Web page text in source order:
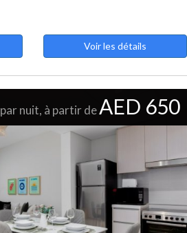
Voir les détails
par nuit, à partir deAED 650